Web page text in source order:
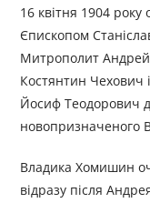
16 квітня 1904
Єпископом
Митрополит
Костянтин Чехович
Йосиф Теодорович
новопризначеного
Владика Хомишин
відразу після